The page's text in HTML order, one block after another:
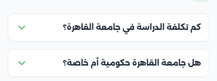
كم تكلفة الدراسة في جامعة القاهرة؟
هل جامعة القاهرة حكومية أم خاصة؟